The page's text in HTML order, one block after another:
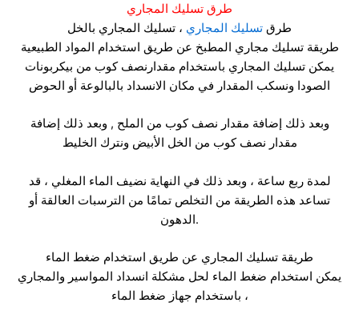
طرق تسليك المجاري
طرق تسليك المجاري ، تسليك المجاري بالخل
طريقة تسليك مجاري المطبخ عن طريق استخدام المواد الطبيعية
يمكن تسليك المجاري باستخدام مقدارنصف كوب من بيكربونات
الصودا ونسكب المقدار في مكان الانسداد بالبالوعة أو الحوض
وبعد ذلك إضافة مقدار نصف كوب من الملح , وبعد ذلك إضافة
مقدار نصف كوب من الخل الأبيض ونترك الخليط
لمدة ربع ساعة ، وبعد ذلك في النهاية نضيف الماء المغلي ، قد
تساعد هذه الطريقة من التخلص تمامًا من الترسبات العالقة أو
الدهون.
طريقة تسليك المجاري عن طريق استخدام ضغط الماء
يمكن استخدام ضغط الماء لحل مشكلة انسداد المواسير والمجاري
باستخدام جهاز ضغط الماء ،